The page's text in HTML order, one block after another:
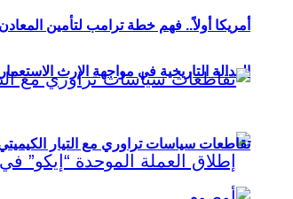
العدالة التاريخية في مواجهة الإرث
أمريكا أولاً.. فهم خطة ترامب لتأمين
تقاطعات سياسات تراوري مع التيار